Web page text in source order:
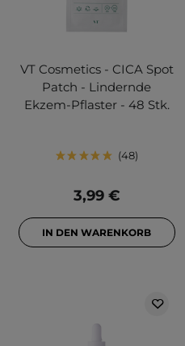
VT Cosmetics - CICA Spot
Patch - Lindernde
Ekzem-Pflaster - 48 Stk.
48
3,99 €
IN DEN WARENKORB